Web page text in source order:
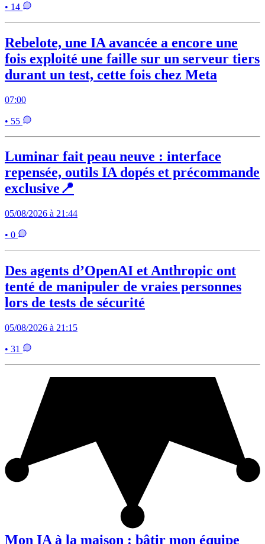
• 14
Rebelote, une IA avancée a encore une
fois exploité une faille sur un serveur tiers
durant un test, cette fois chez Meta
07:00
• 55
Luminar fait peau neuve : interface
repensée, outils IA dopés et précommande
exclusive📍
05/08/2026 à 21:44
• 0
Des agents d’OpenAI et Anthropic ont
tenté de manipuler de vraies personnes
lors de tests de sécurité
05/08/2026 à 21:15
• 31
Mon IA à la maison : bâtir mon équipe